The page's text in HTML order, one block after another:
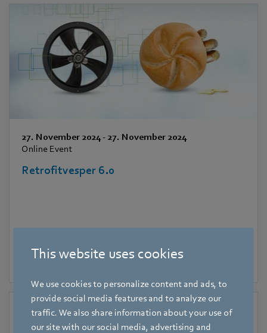
This website uses cookies
We use cookies to personalize content and ads, to
provide social media features and to analyze our
traffic. We also share information about your use of
our site with our social media, advertising and
27. November 2024- 27. November 2024
Online Event
Retrofitvesper 6.0